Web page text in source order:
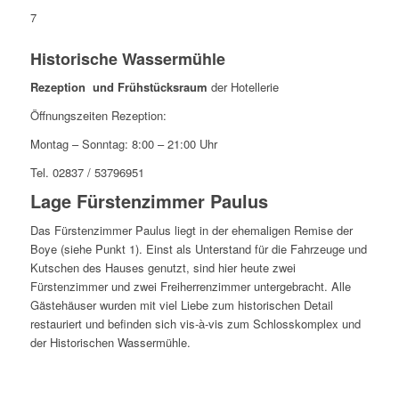
7
Historische Wassermühle
Rezeption und Frühstücksraum der Hotellerie
Öffnungszeiten Rezeption:
Montag – Sonntag: 8:00 – 21:00 Uhr
Tel. 02837 / 53796951
Lage Fürstenzimmer Paulus
Das Fürstenzimmer Paulus liegt in der ehemaligen Remise der
Boye (siehe Punkt 1). Einst als Unterstand für die Fahrzeuge und
Kutschen des Hauses genutzt, sind hier heute zwei
Fürstenzimmer und zwei Freiherrenzimmer untergebracht. Alle
Gästehäuser wurden mit viel Liebe zum historischen Detail
restauriert und befinden sich vis-à-vis zum Schlosskomplex und
der Historischen Wassermühle.